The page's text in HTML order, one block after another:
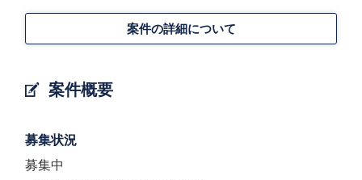
案件概要
案件の詳細について
募集状況
募集中